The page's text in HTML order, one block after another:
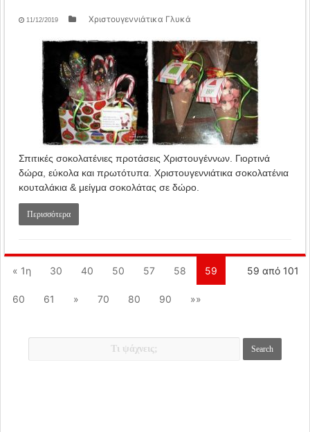
11/12/2019 Χριστουγεννιάτικα Γλυκά
Σπιτικές σοκολατένιες προτάσεις Χριστουγέννων. Γιορτινά
δώρα, εύκολα και πρωτότυπα. Χριστουγεννιάτικα σοκολατένια
κουταλάκια & μείγμα σοκολάτας σε δώρο.
Περισσότερα
59 από 101
« 1η 30 40 50 57 58 59
60 61 » 70 80 90 »»